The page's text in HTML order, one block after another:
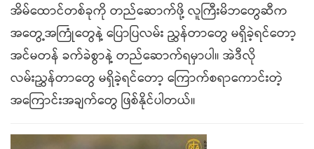
အိမ်ထောင်တစ်ခုကို တည်ဆောက်ဖို့ လူကြီးမိဘတွေဆီက
အတွေ့အကြုံတွေနဲ့ ပြောပြလမ်း ညွှန်တာတွေ မရှိခဲ့ရင်တော့
အင်မတန် ခက်ခဲစွာနဲ့ တည်ဆောက်ရမှာပါ။ အဲဒီလို
လမ်းညွှန်တာတွေ မရှိခဲ့ရင်တော့ ကြောက်စရာကောင်းတဲ့
အကြောင်းအချက်တွေ ဖြစ်နိုင်ပါတယ်။